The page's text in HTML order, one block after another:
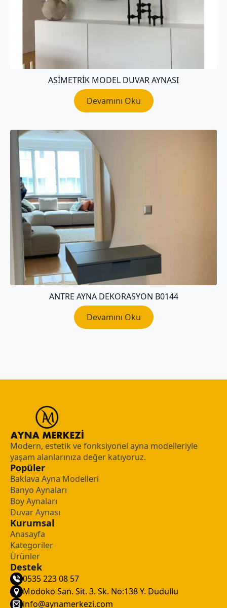
ASIMETRIK MODEL DUVAR AYNASI
Devamını Oku
ANTRE AYNA DEKORASYON B0144
Devamını Oku
Modern, estetik ve fonksiyonel ayna modelleriyle
yaşam alanlarınıza değer katıyoruz.
Popüler
Baklava Ayna Modelleri
Banyo Aynaları
Boy Aynaları
Duvar Aynası
Kurumsal
Anasayfa
Kategoriler
Ürünler
Destek
0535 223 08 57
Modoko San. Sit. 3. Sk. No:138 Y. Dudullu
info@aynamerkezi.com